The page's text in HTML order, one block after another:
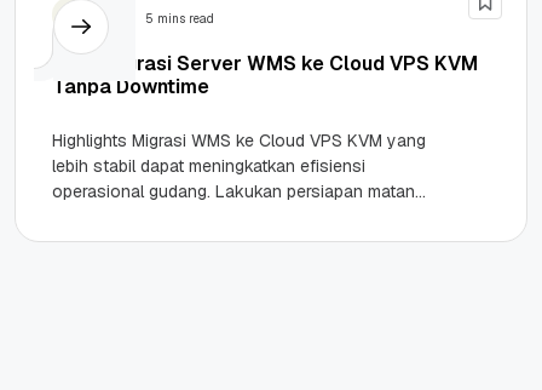
Server 5 mins read
Cara Migrasi Server WMS ke Cloud VPS KVM
Tanpa Downtime
Highlights Migrasi WMS ke Cloud VPS KVM yang
lebih stabil dapat meningkatkan efisiensi
operasional gudang. Lakukan persiapan matang